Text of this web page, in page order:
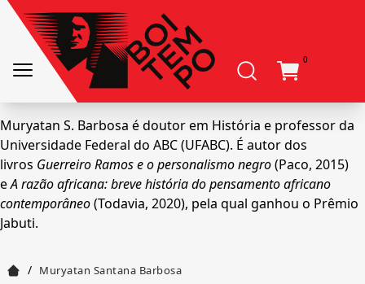
0
Muryatan S. Barbosa é doutor em História e professor da
Universidade Federal do ABC (UFABC). É autor dos
livros Guerreiro Ramos e o personalismo negro(Paco, 2015)
eA razão africana: breve história do pensamento africano
contemporâneo(Todavia, 2020), pela qual ganhou o Prêmio
Jabuti.
/ Muryatan Santana Barbosa